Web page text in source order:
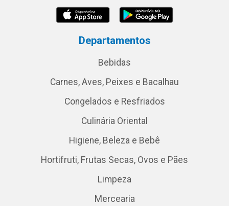
Departamentos
Bebidas
Carnes, Aves, Peixes e Bacalhau
Congelados e Resfriados
Culinária Oriental
Higiene, Beleza e Bebê
Hortifruti, Frutas Secas, Ovos e Pães
Limpeza
Mercearia